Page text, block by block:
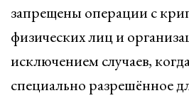
запрещены операции с
физических лиц и
исключением случаев,
специально разрешённое